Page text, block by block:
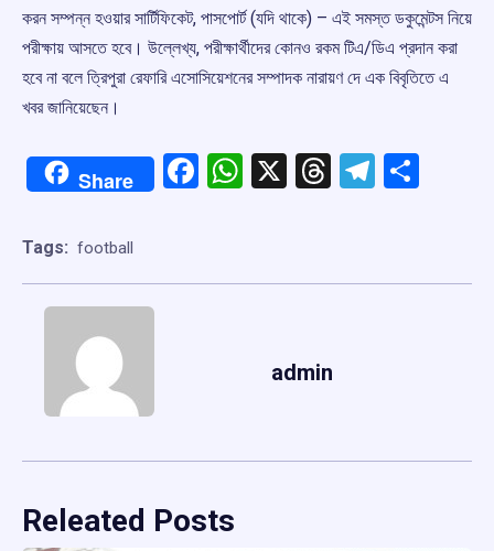
করন সম্পন্ন হওয়ার সার্টিফিকেট, পাসপোর্ট (যদি থাকে) – এই সমস্ত ডকুমেন্টস নিয়ে
পরীক্ষায় আসতে হবে। উল্লেখ্য, পরীক্ষার্থীদের কোনও রকম টিএ/ডিএ প্রদান করা
হবে না বলে ত্রিপুরা রেফারি এসোসিয়েশনের সম্পাদক নারায়ণ দে এক বিবৃতিতে এ
খবর জানিয়েছেন।
Share Facebook
WhatsApp
X Threads
Tags: football
admin
Releated Posts